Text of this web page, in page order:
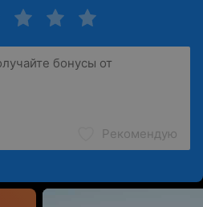
Рекомендую